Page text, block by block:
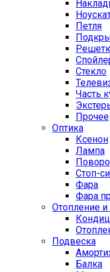
Петля
Стекло
Часть
Прочее
Оптика
Ксенон
Лампа
Стоп-
Фара
Фара
Отопление
Подвеска
Балка